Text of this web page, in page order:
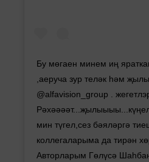
Бу мөгаен минем иң
,аеруча зур теләк һәм
@alfavision_group .
мин түгел,сез бәяләргә
коллегаларыма да тирән
Авторларым Гөлүсә